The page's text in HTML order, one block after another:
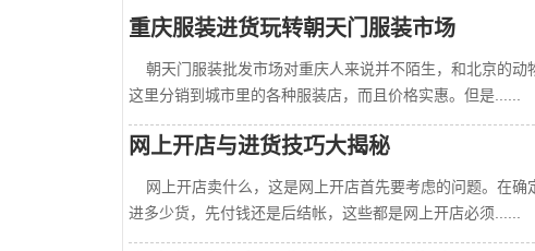
重庆服装进货玩转朝天门服装市场
朝天门服装批发市场对重庆人来说并不陌生，和北京的动
这里分销到城市里的各种服装店，而且价格实惠。但是......
网上开店与进货技巧大揭秘
网上开店卖什么，这是网上开店首先要考虑的问题。在确
进多少货，先付钱还是后结帐，这些都是网上开店必须......